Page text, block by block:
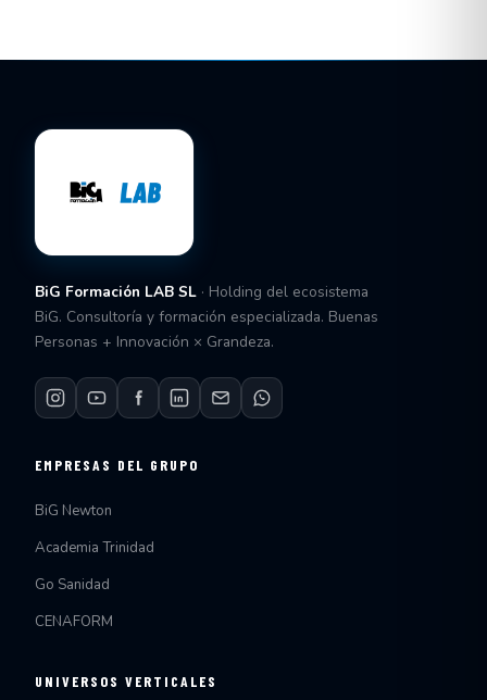
BiG Formación LAB SL · Holding del ecosistema
BiG. Consultoría y formación especializada. Buenas
Personas + Innovación × Grandeza.
EMPRESAS DEL GRUPO
BiG Newton
Academia Trinidad
Go Sanidad
CENAFORM
UNIVERSOS VERTICALES